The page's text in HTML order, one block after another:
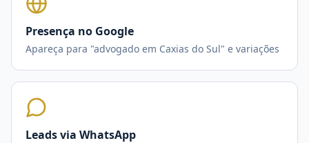
Presença no Google
Apareça para "advogado em Caxias do Sul" e variações
Leads via WhatsApp